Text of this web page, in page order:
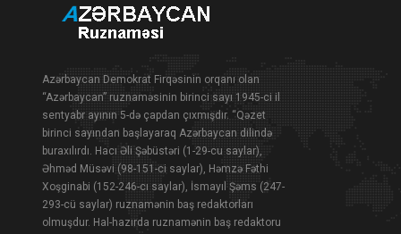
Azərbaycan Demokrat Firqəsinin orqanı olan
“Azərbaycan” ruznaməsinin birinci sayı 1945-ci il
sentyabr ayının 5-də çapdan çıxmışdır. “Qəzet
birinci sayından başlayaraq Azərbaycan dilində
buraxılırdı. Hacı Əli Şəbüstəri (1-29-cu saylar),
Əhməd Müsəvi (98-151-ci saylar), Həmzə Fəthi
Xoşginabi (152-246-cı saylar), İsmayıl Şəms (247-
293-cü saylar) ruznamənin baş redaktorları
olmuşdur. Hal-hazırda ruznamənin baş redaktoru